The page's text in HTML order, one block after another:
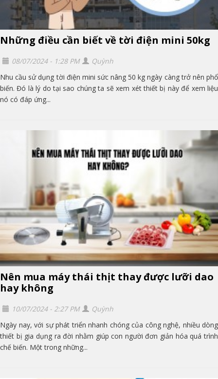
Những điều cần biết về tời điện mini 50kg
08/07/2024 - 1:28 PM
Quỳnh
Nhu cầu sử dụng tời điện mini sức nâng 50 kg ngày càng trở nên phổ
biến. Đó là lý do tại sao chúng ta sẽ xem xét thiết bị này để xem liệu
nó có đáp ứng...
Nên mua máy thái thịt thay được lưỡi dao
hay không
10/07/2024 - 2:27 PM
Quỳnh
Ngày nay, với sự phát triển nhanh chóng của công nghệ, nhiều dòng
thiết bị gia dụng ra đời nhằm giúp con người đơn giản hóa quá trình
chế biến. Một trong những...